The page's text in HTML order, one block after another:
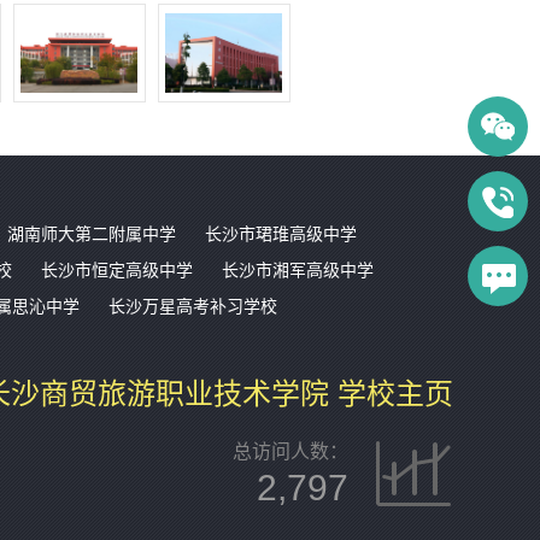
湖南师大第二附属中学
长沙市珺琟高级中学
长沙市恒定高级中学
长沙市湘军高级中学
思沁中学
长沙万星高考补习学校
沙商贸旅游职业技术学院 学校主页
总访问人数：
2,797